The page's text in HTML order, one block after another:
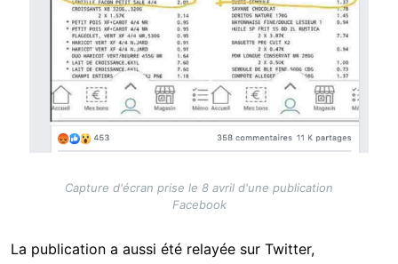
Capture d'écran prise le 8 avril d'une publication
Facebook
La publication a aussi été relayée sur Twitter,